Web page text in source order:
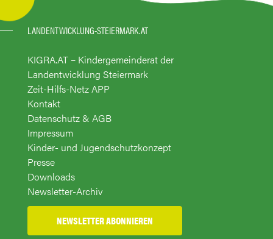
LANDENTWICKLUNG-STEIERMARK.AT
KIGRA.AT – Kindergemeinderat der
Landentwicklung Steiermark
Zeit-Hilfs-Netz APP
Kontakt
Datenschutz & AGB
Impressum
Kinder- und Jugendschutzkonzept
Presse
Downloads
Newsletter-Archiv
NEWSLETTER ABONNIEREN